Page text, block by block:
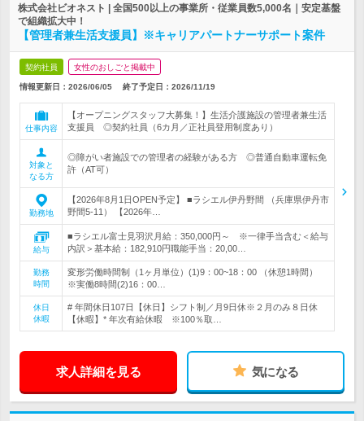
株式会社ビオネスト | 全国500以上の事業所・従業員数5,000名｜安定基盤
で組織拡大中！
【管理者兼生活支援員】※キャリアパートナーサポート案件
契約社員 女性のおしごと掲載中
情報更新日：2026/06/05 終了予定日： 2026/11/19
仕事内容
【オープニングスタッフ大募集！】生活介護施設の管理者兼生活
支援員 ◎契約社員（6カ月／正社員登用制度あり）
対象と
なる方
◎障がい者施設での管理者の経験がある方 ◎普通自動車運転免
許（AT可）
勤務地
【2026年8月1日OPEN予定】 ■ラシエル伊丹野間 （兵庫県伊丹市
野間5-11） 【2026年…
給与
■ラシエル富士見羽沢月給：350,000円～ ※一律手当含む＜給与
内訳＞基本給：182,910円職能手当：20,00…
勤務
時間
変形労働時間制（1ヶ月単位）(1)9：00~18：00 （休憩1時間）
※実働8時間(2)16：00…
休日
休暇
# 年間休日107日【休日】シフト制／月9日休※２月のみ８日休
【休暇】* 年次有給休暇 ※100％取…
求人詳細を見る 気になる